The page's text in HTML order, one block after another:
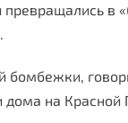
в
на